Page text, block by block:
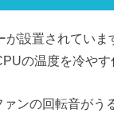
設置されてい
の温度を冷やす
ンの回転音がう